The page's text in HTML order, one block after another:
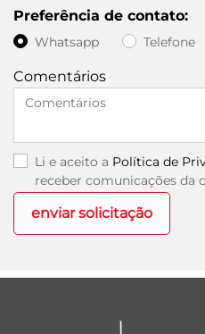
Preferência de contato:
Whatsapp Telefone
Comentários
Li e aceito a Política de
receber comunicações da
enviar solicitação